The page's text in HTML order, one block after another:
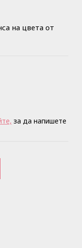
на цвета от
за да напишете